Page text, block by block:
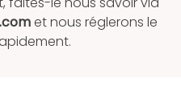
et nous réglerons le